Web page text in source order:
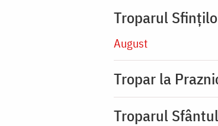
Troparul
August
Tropar la
Troparul